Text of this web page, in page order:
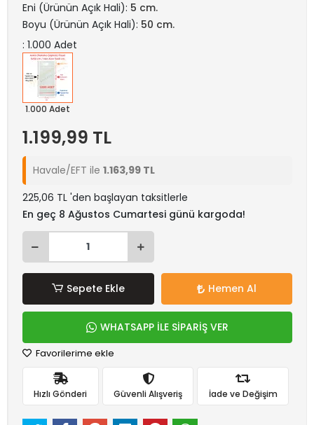
Eni (Ürünün Açık Hali): 5 cm.
Boyu (Ürünün Açık Hali): 50 cm.
: 1.000 Adet
1.000 Adet
1.199,99 TL
Havale/EFT ile 1.163,99 TL
225,06 TL 'den başlayan taksitlerle
En geç 8 Ağustos Cumartesi günü kargoda!
Sepete Ekle Hemen Al
WHATSAPP İLE SİPARİŞ VER
Favorilerime ekle
Hızlı Gönderi Güvenli Alışveriş İade ve Değişim